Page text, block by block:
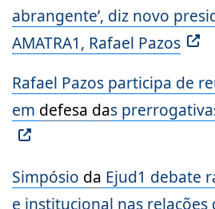
abrangente’, diz novo
AMATRA1, Rafael Pazos
Rafael Pazos participa de
em defesa das
Simpósio da Ejud1 debate
e institucional nas relações